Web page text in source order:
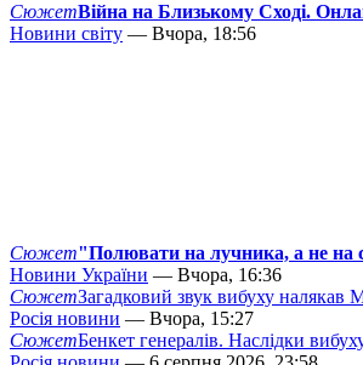
СюжетВійна на Близькому Сході.
Новини світу — Вчора, 18:56
Сюжет"Полювати на лучника, а не на
Новини України — Вчора, 16:36
СюжетЗагадковий звук вибуху налякав
Росія новини — Вчора, 15:27
СюжетБенкет генералів. Наслідки